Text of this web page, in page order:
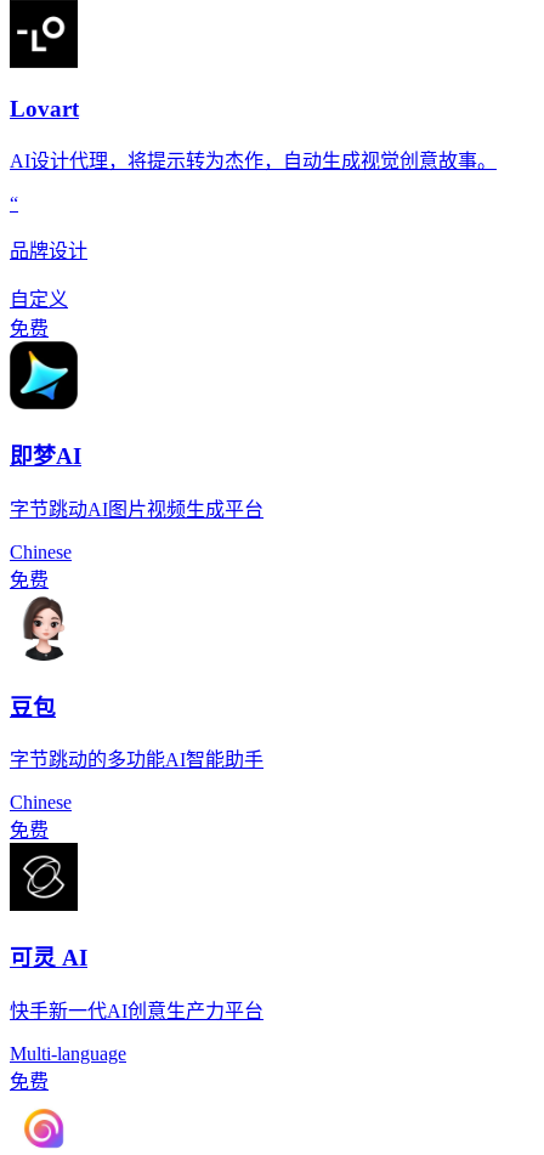
Lovart
AI设计代理，将提示转为杰作，自动生成视觉创意故事。
“
品牌设计
自定义
免费
即梦AI
字节跳动AI图片视频生成平台
Chinese
免费
豆包
字节跳动的多功能AI智能助手
Chinese
免费
可灵 AI
快手新一代AI创意生产力平台
Multi-language
免费